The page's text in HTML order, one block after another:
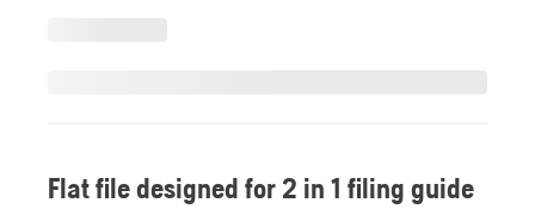
Flat file designed for 2 in 1 filing guide